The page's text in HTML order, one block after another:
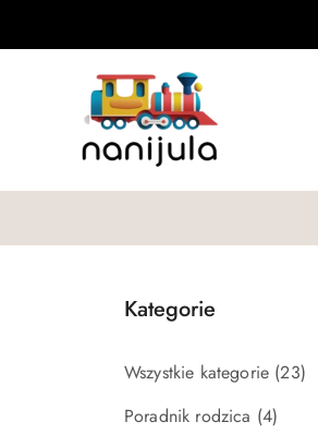
Kategorie
Wszystkie kategorie (23)
Poradnik rodzica (4)